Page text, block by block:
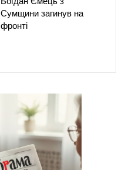
Сумщини загинув на
фронті